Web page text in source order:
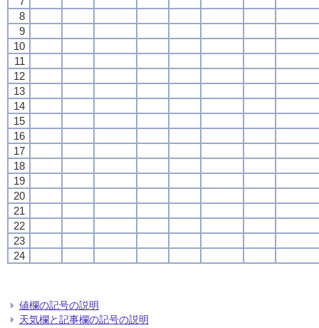
8
9
10
11
12
13
14
15
16
17
18
19
20
21
22
23
24
値欄の記号の説明
天気欄と記事欄の記号の説明